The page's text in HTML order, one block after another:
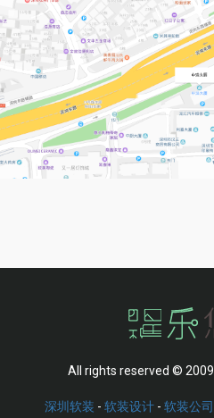
All rights reserved © 2009.
深圳软装 - 软装设计 - 软装公司